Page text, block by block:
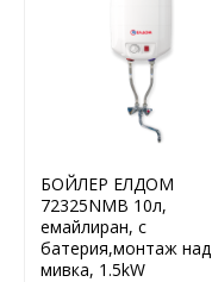
БОЙЛЕР ЕЛДОМ
72325NMB 10л,
емайлиран, с
батерия,монтаж над
мивка, 1.5kW